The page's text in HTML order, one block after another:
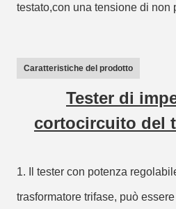
testato,con una tensione di non
Caratteristiche del prodotto
Tester di
cortocircuito del
1. Il tester con potenza
trasformatore trifase, può